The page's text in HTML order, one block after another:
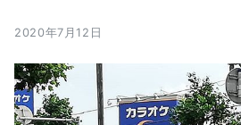
2020年7月12日